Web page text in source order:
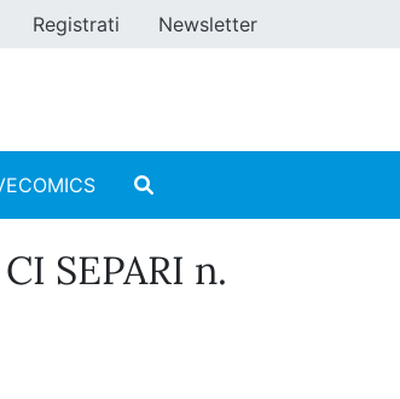
Registrati Newsletter
SEPARI n.